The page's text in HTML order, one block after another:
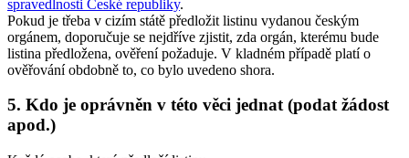
spravedlnosti České republiky.
Pokud je třeba v cizím státě předložit listinu vydanou českým
orgánem, doporučuje se nejdříve zjistit, zda orgán, kterému bude
listina předložena, ověření požaduje. V kladném případě platí o
ověřování obdobně to, co bylo uvedeno shora.
5. Kdo je oprávněn v této věci jednat (podat žádost
apod.)